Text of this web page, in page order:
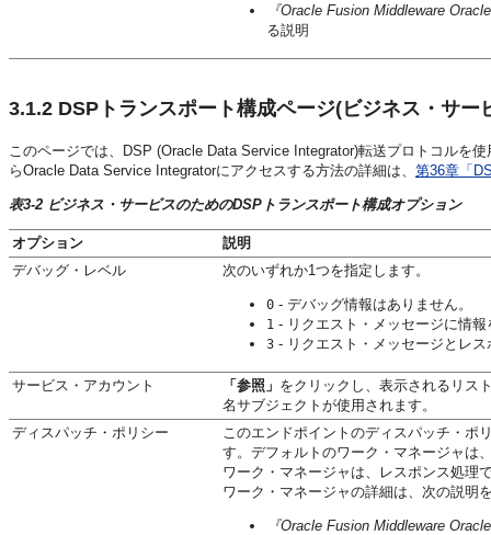
『Oracle Fusion Middleware
る説明
3.1.2 DSPトランスポート構成ページ(ビジネス・サー
このページでは、DSP (Oracle Data Service Integrator)転送プロトコルを
らOracle Data Service Integratorにアクセスする方法の詳細は、 第36章「
表3-2 ビジネス・サービスのためのDSPトランスポート構成オプション
オプション
説明
デバッグ・レベル
次のいずれか1つを指定します。
0 - デバッグ情報はありません。
1 - リクエスト・メッセージに情
3 - リクエスト・メッセージとレ
サービス・アカウント 「参照」 をクリックし、表示されるリス
名サブジェクトが使用されます。
ディスパッチ・ポリシー
このエンドポイントのディスパッチ・ポ
す。デフォルトのワーク・マネージャは
ワーク・マネージャは、レスポンス処理
ワーク・マネージャの詳細は、次の説明
『Oracle Fusion Middleware